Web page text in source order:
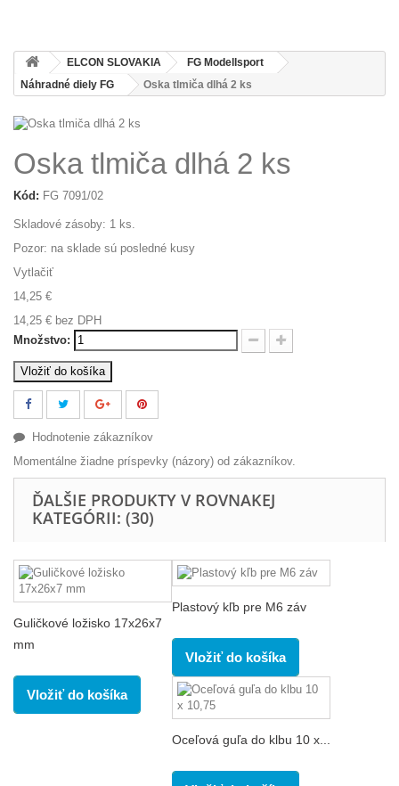
ELCON SLOVAKIA
FG Modellsport
Náhradné diely FG
Oska tlmiča dlhá 2 ks
Oska tlmiča dlhá 2 ks
Kód: FG 7091/02
Skladové zásoby: 1 ks.
Pozor: na sklade sú posledné kusy
Vytlačiť
14,25 €
14,25 € bez DPH
Množstvo:
Vložiť do košíka
Hodnotenie zákazníkov
Momentálne žiadne príspevky (názory) od zákazníkov.
ĎALŠIE PRODUKTY V ROVNAKEJ
KATEGÓRII: (30)
Guličkové ložisko 17x26x7
mm
Vložiť do košíka
Plastový kľb pre M6 záv
Vložiť do košíka
Oceľová guľa do klbu 10 x...